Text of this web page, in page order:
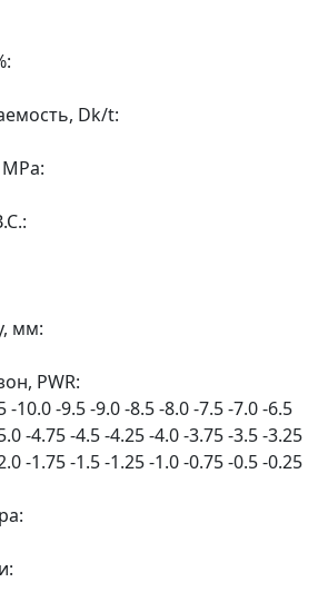
Dk/t:
мм:
PWR:
-10.0-9.5-9.0-8.5-8.0-7.5-7.0-6.5
-4.75-4.5-4.25-4.0-3.75-3.5-3.25
-1.75-1.5-1.25-1.0-0.75-0.5-0.25